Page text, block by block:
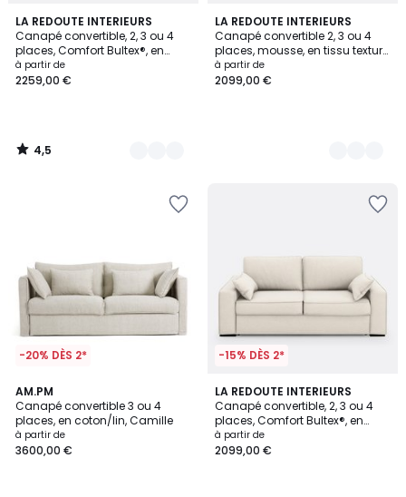
LA REDOUTE INTERIEURS
Canapé convertible, 2, 3 ou 4
places, Comfort Bultex®, en
texturé chiné, TIMOR
à partir de
2259,00 €
4,5
/ 5
3
Couleurs
4,5
/
LA REDOUTE INTERIEURS
Canapé convertible 2, 3 ou 4
places, mousse, en tissu texturé
chiné, TIMOR
à partir de
2099,00 €
3
Couleurs
-20% DÈS 2*
AM.PM
Canapé convertible 3 ou 4
places, en coton/lin, Camille
à partir de
3600,00 €
4,8
/ 5
4
Couleurs
-15% DÈS 2*
LA REDOUTE INTERIEURS
Canapé convertible, 2, 3 ou 4
places, Comfort Bultex®, en
polyester, CECILIA
à partir de
2099,00 €
3,6
/ 5
3
Couleurs